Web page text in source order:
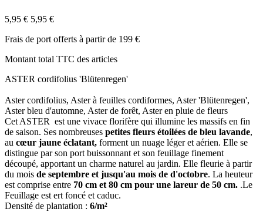
5,95 € 5,95 €
Frais de port offerts à partir de 199 €
Montant total TTC des articles
ASTER cordifolius 'Blütenregen'
Aster cordifolius, Aster à feuilles cordiformes, Aster 'Blütenregen',
Aster bleu d'automne, Aster de forêt, Aster en pluie de fleurs
Cet ASTER est une vivace florifère qui illumine les massifs en fin
de saison. Ses nombreuses petites fleurs étoilées de bleu lavande,
au cœur jaune éclatant, forment un nuage léger et aérien. Elle se
distingue par son port buissonnant et son feuillage finement
découpé, apportant un charme naturel au jardin. Elle fleurie à partir
du mois de septembre et jusqu'au mois de d'octobre. La heuteur
est comprise entre 70 cm et 80 cm pour une lareur de 50 cm. .Le
Feuillage est ert foncé et caduc.
Densité de plantation : 6/m²